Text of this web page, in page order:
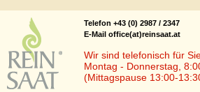
Telefon +43 (0) 2987 / 2347
E-Mail office(at)reinsaat.at
Wir sind telefonisch für
Montag - Donnerstag,
(Mittagspause 13:00-